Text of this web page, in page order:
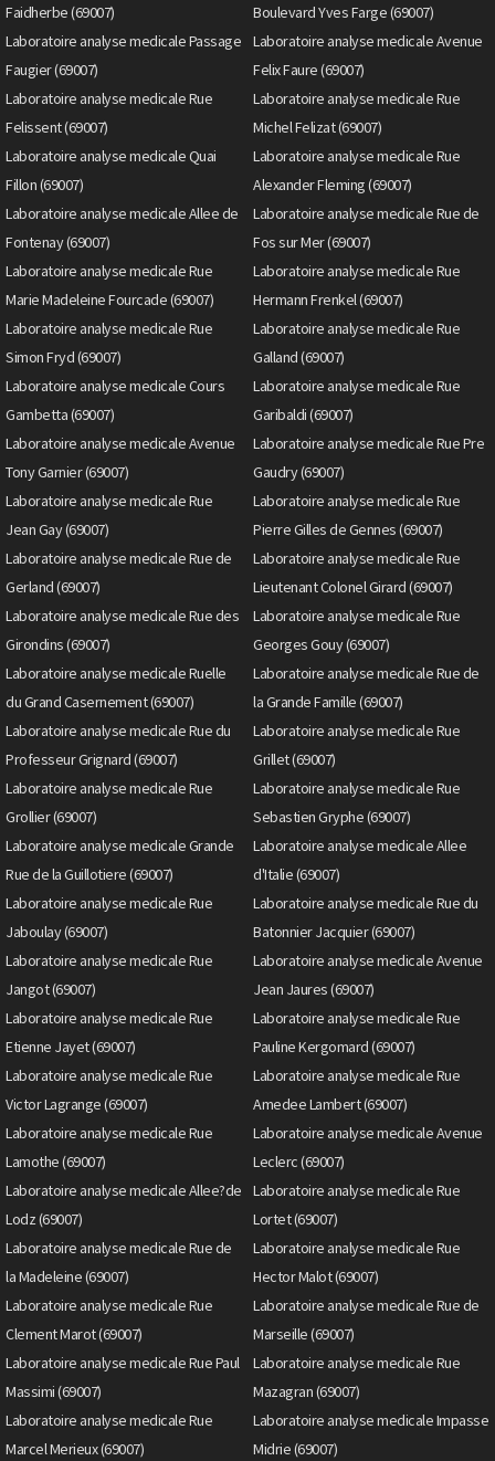
Faidherbe (69007)
Boulevard Yves Farge (69007)
Laboratoire analyse medicale Passage
Faugier (69007)
Laboratoire analyse medicale Avenue
Felix Faure (69007)
Laboratoire analyse medicale Rue
Felissent (69007)
Laboratoire analyse medicale Rue
Michel Felizat (69007)
Laboratoire analyse medicale Quai
Fillon (69007)
Laboratoire analyse medicale Rue
Alexander Fleming (69007)
Laboratoire analyse medicale Allee de
Fontenay (69007)
Laboratoire analyse medicale Rue de
Fos sur Mer (69007)
Laboratoire analyse medicale Rue
Marie Madeleine Fourcade (69007)
Laboratoire analyse medicale Rue
Hermann Frenkel (69007)
Laboratoire analyse medicale Rue
Simon Fryd (69007)
Laboratoire analyse medicale Rue
Galland (69007)
Laboratoire analyse medicale Cours
Gambetta (69007)
Laboratoire analyse medicale Rue
Garibaldi (69007)
Laboratoire analyse medicale Avenue
Tony Garnier (69007)
Laboratoire analyse medicale Rue Pre
Gaudry (69007)
Laboratoire analyse medicale Rue
Jean Gay (69007)
Laboratoire analyse medicale Rue
Pierre Gilles de Gennes (69007)
Laboratoire analyse medicale Rue de
Gerland (69007)
Laboratoire analyse medicale Rue
Lieutenant Colonel Girard (69007)
Laboratoire analyse medicale Rue des
Girondins (69007)
Laboratoire analyse medicale Rue
Georges Gouy (69007)
Laboratoire analyse medicale Ruelle
du Grand Casernement (69007)
Laboratoire analyse medicale Rue de
la Grande Famille (69007)
Laboratoire analyse medicale Rue du
Professeur Grignard (69007)
Laboratoire analyse medicale Rue
Grillet (69007)
Laboratoire analyse medicale Rue
Grollier (69007)
Laboratoire analyse medicale Rue
Sebastien Gryphe (69007)
Laboratoire analyse medicale Grande
Rue de la Guillotiere (69007)
Laboratoire analyse medicale Allee
d'Italie (69007)
Laboratoire analyse medicale Rue
Jaboulay (69007)
Laboratoire analyse medicale Rue du
Batonnier Jacquier (69007)
Laboratoire analyse medicale Rue
Jangot (69007)
Laboratoire analyse medicale Avenue
Jean Jaures (69007)
Laboratoire analyse medicale Rue
Etienne Jayet (69007)
Laboratoire analyse medicale Rue
Pauline Kergomard (69007)
Laboratoire analyse medicale Rue
Victor Lagrange (69007)
Laboratoire analyse medicale Rue
Amedee Lambert (69007)
Laboratoire analyse medicale Rue
Lamothe (69007)
Laboratoire analyse medicale Avenue
Leclerc (69007)
Laboratoire analyse medicale Allee?de
Lodz (69007)
Laboratoire analyse medicale Rue
Lortet (69007)
Laboratoire analyse medicale Rue de
la Madeleine (69007)
Laboratoire analyse medicale Rue
Hector Malot (69007)
Laboratoire analyse medicale Rue
Clement Marot (69007)
Laboratoire analyse medicale Rue de
Marseille (69007)
Laboratoire analyse medicale Rue Paul
Massimi (69007)
Laboratoire analyse medicale Rue
Mazagran (69007)
Laboratoire analyse medicale Rue
Marcel Merieux (69007)
Laboratoire analyse medicale Impasse
Midrie (69007)